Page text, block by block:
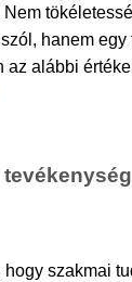
hanem egy
az alábbi
hogy szakmai